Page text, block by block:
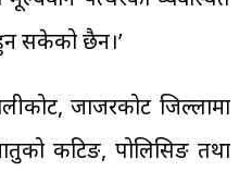
सकेको छैन।’
जाजरकोट जिल्लामा
कटिङ, पोलिसिङ तथा